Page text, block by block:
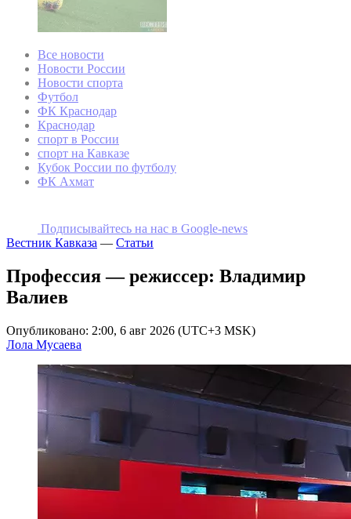
Все новости
Новости России
Новости спорта
Футбол
ФК Краснодар
Краснодар
спорт в России
спорт на Кавказе
Кубок России по футболу
ФК Ахмат
Подписывайтесь на наc в Google-news
Вестник Кавказа — Статьи
Профессия — режиссер: Владимир
Валиев
Опубликовано: 2:00, 6 авг 2026 (UTC+3 MSK)
Лола Мусаева